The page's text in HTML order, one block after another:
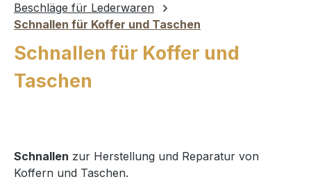
Beschläge für Lederwaren
Schnallen für Koffer und Taschen
Schnallen für Koffer und
Taschen
Schnallen zur Herstellung und Reparatur von
Koffern und Taschen.